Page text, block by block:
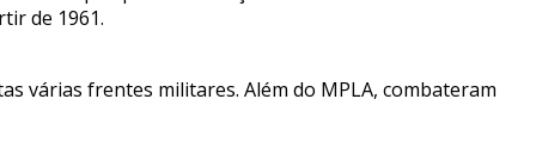
de 1961.
várias frentes militares. Além do MPLA, combateram